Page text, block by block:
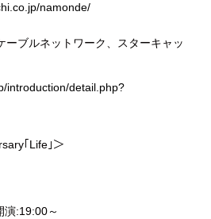
namonde/
ブルネットワーク、スターキャッ
introduction/detail.php?
｢Life｣＞
演:19:00～